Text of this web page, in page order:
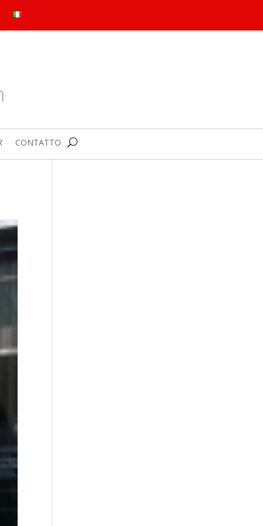
CONTATTO